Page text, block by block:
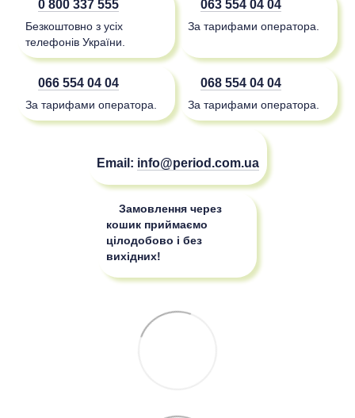
0 800 337 555
Безкоштовно з усіх
телефонів України.
063 554 04 04
За тарифами оператора.
066 554 04 04
За тарифами оператора.
068 554 04 04
За тарифами оператора.
Email: info@period.com.ua
Замовлення через
кошик приймаємо
цілодобово і без
вихідних!